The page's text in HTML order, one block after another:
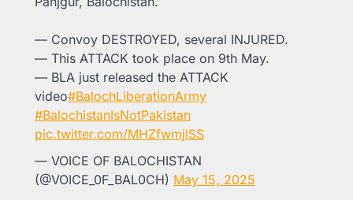
— Convoy DESTROYED, several INJURED.
— This ATTACK took place on 9th May.
— BLA just released the ATTACK
video#BalochLiberationArmy
#BalochistanIsNotPakistan
pic.twitter.com/MHZfwmjlSS
— VOICE OF BALOCHISTAN
(@VOICE_0F_BAL0CH) May 15, 2025